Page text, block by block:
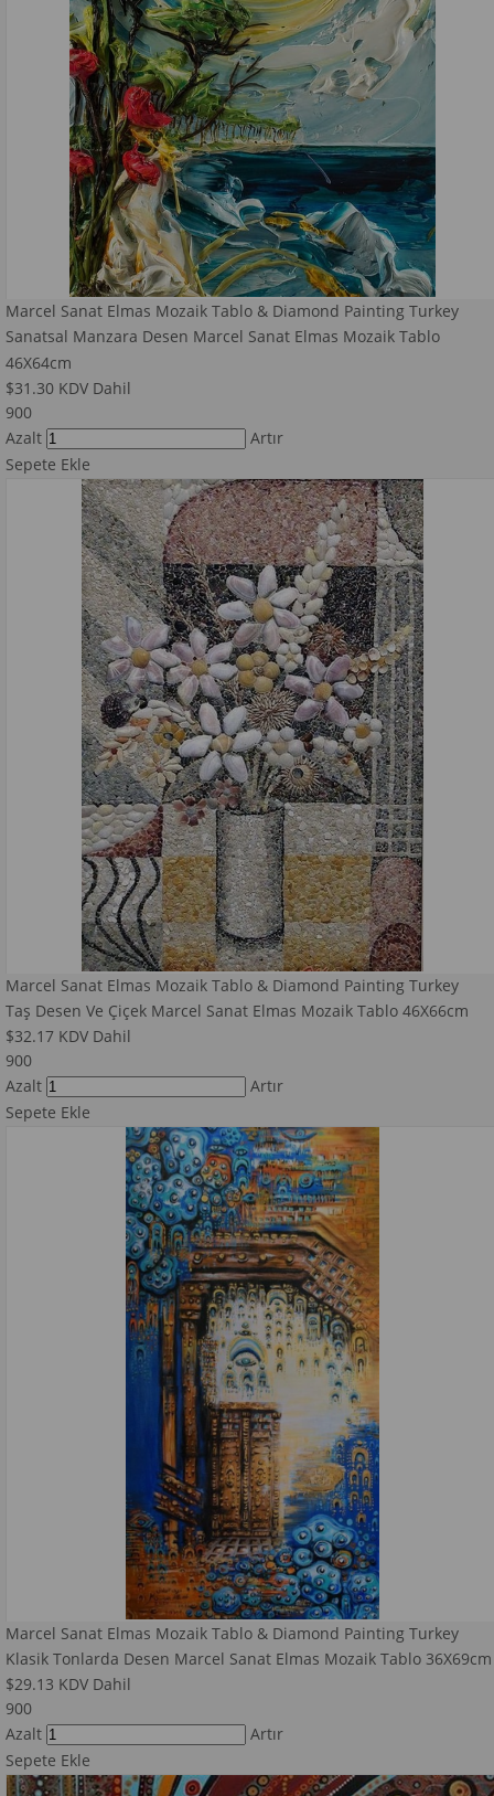
Marcel Sanat Elmas Mozaik Tablo & Diamond Painting Turkey
Sanatsal Manzara Desen Marcel Sanat Elmas Mozaik Tablo
46X64cm
$31.30 KDV Dahil
900
Azalt
Artır
Sepete Ekle
Marcel Sanat Elmas Mozaik Tablo & Diamond Painting Turkey
Taş Desen Ve Çiçek Marcel Sanat Elmas Mozaik Tablo 46X66cm
$32.17 KDV Dahil
900
Azalt
Artır
Sepete Ekle
Marcel Sanat Elmas Mozaik Tablo & Diamond Painting Turkey
Klasik Tonlarda Desen Marcel Sanat Elmas Mozaik Tablo 36X69cm
$29.13 KDV Dahil
900
Azalt
Artır
Sepete Ekle